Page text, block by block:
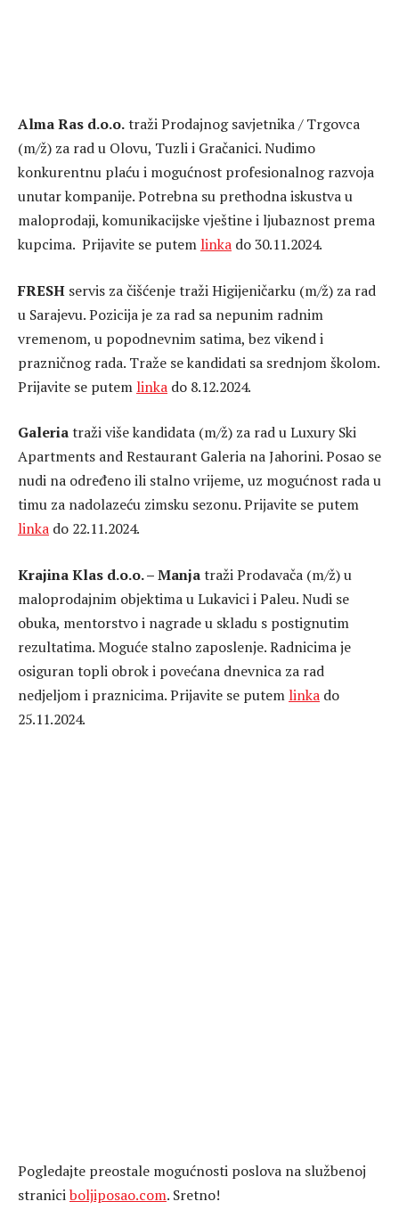
Alma Ras d.o.o.traži Prodajnog savjetnika / Trgovca
(m/ž) za rad u Olovu, Tuzli i Gračanici. Nudimo
konkurentnu plaću i mogućnost profesionalnog razvoja
unutar kompanije. Potrebna su prethodna iskustva u
maloprodaji, komunikacijske vještine i ljubaznost prema
kupcima. Prijavite se putem linka do 30.11.2024.
FRESH servis za čišćenje traži Higijeničarku (m/ž) za rad
u Sarajevu. Pozicija je za rad sa nepunim radnim
vremenom, u popodnevnim satima, bez vikend i
prazničnog rada. Traže se kandidati sa srednjom školom.
Prijavite se putem linka do 8.12.2024.
Galeriatraži više kandidata (m/ž) za rad u Luxury Ski
Apartments and Restaurant Galeria na Jahorini. Posao se
nudi na određeno ili stalno vrijeme, uz mogućnost rada u
timu za nadolazeću zimsku sezonu. Prijavite se putem
linka do 22.11.2024.
Krajina Klas d.o.o. – Manjatraži Prodavača (m/ž) u
maloprodajnim objektima u Lukavici i Paleu. Nudi se
obuka, mentorstvo i nagrade u skladu s postignutim
rezultatima. Moguće stalno zaposlenje. Radnicima je
osiguran topli obrok i povećana dnevnica za rad
nedjeljom i praznicima. Prijavite se putem linka do
25.11.2024.
Pogledajte preostale mogućnosti poslova na službenoj
straniciboljiposao.com. Sretno!